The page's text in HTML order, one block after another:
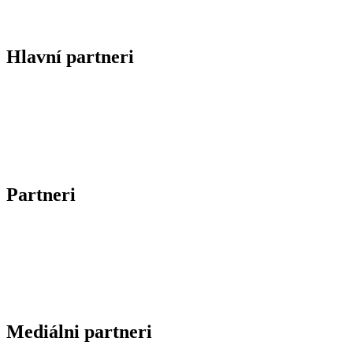
Hlavní partneri
Partneri
Mediálni partneri